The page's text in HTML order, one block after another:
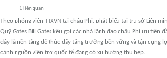
1 liên quan
Theo phóng viên TTXVN tại châu Phi, phát biểu tại trụ sở Liên
Quỹ Gates Bill Gates kêu gọi các nhà lãnh đạo châu Phi ưu tiên
đây là nền tảng để thúc đẩy tăng trưởng bền vững và tận dụng
cảnh nguồn viện trợ quốc tế đang có xu hướng thu hẹp.